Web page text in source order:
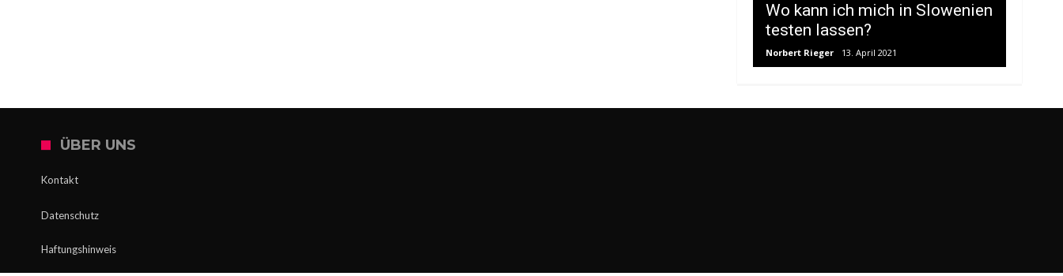
Wo kann ich mich in Slowenien
testen lassen?
Norbert Rieger 13. April 2021
ÜBER UNS
Kontakt
Datenschutz
Haftungshinweis